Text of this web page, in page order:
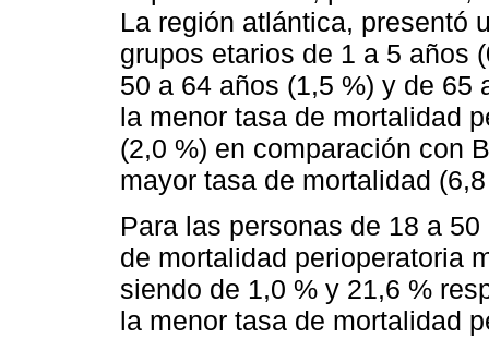
La región atlántica, presentó
grupos etarios de 1 a 5 años
50 a 64 años (1,5 %) y de 65
la menor tasa de mortalidad
(2,0 %) en comparación con
mayor tasa de mortalidad
Para las personas de 18 a
de mortalidad perioperatoria
siendo de 1,0 % y 21,6 %
la menor tasa de mortalidad